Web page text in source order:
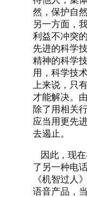
然，保护自
另一方面，
利益不冲突
先进的科学
精神的科学
用，科学技
上来说，只
才能解决。
除了用相关
应当用更先
去遏止。
因此，现
了另一种电
《机智过人
语音产品，